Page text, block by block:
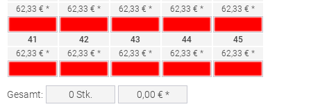
62,33 € *
62,33 € *
62,33 € *
62,33 € *
62,33 € *
41
62,33 € *
42
62,33 € *
43
62,33 € *
44
62,33 € *
45
62,33 € *
Gesamt: 0 Stk. 0,00 € *